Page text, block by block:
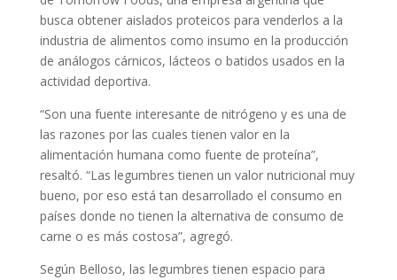
busca obtener aislados proteicos para venderlos a la
industria de alimentos como insumo en la producción
de análogos cárnicos, lácteos o batidos usados en la
actividad deportiva.
“Son una fuente interesante de nitrógeno y es una de
las razones por las cuales tienen valor en la
alimentación humana como fuente de proteína”,
resaltó. “Las legumbres tienen un valor nutricional muy
bueno, por eso está tan desarrollado el consumo en
países donde no tienen la alternativa de consumo de
carne o es más costosa”, agregó.
Según Belloso, las legumbres tienen espacio para